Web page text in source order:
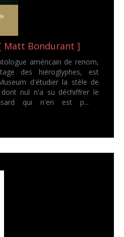
Matt Bondurant ]
américain de renom,
des hiéroglyphes, est
d'étudier la stèle de
dont nul n'a su déchiffrer le
qui n'en est p...